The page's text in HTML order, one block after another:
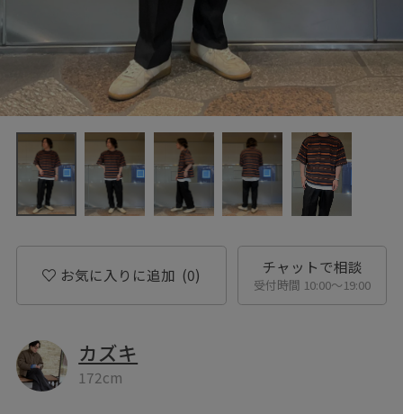
お気に入りに追加 (0) チャットで相談
受付時間 10:00〜19:00
カズキ
172cm